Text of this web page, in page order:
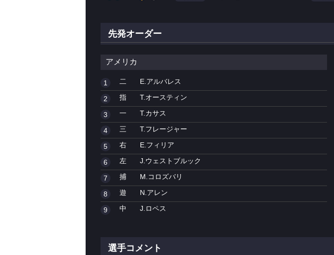
先発オーダー
アメリカ
1 二 E.アルバレス
2 指 T.オースティン
3 一 T.カサス
4 三 T.フレージャー
5 右 E.フィリア
6 左 J.ウェストブルック
7 捕 M.コロズバリ
8 遊 N.アレン
9 中 J.ロペス
選手コメント